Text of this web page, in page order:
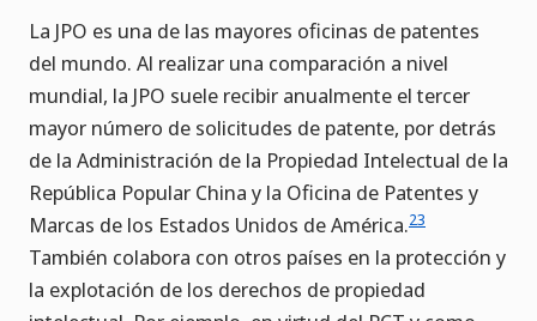
La JPO es una de las mayores oficinas de patentes
del mundo. Al realizar una comparación a nivel
mundial, la JPO suele recibir anualmente el tercer
mayor número de solicitudes de patente, por detrás
de la Administración de la Propiedad Intelectual de la
República Popular China y la Oficina de Patentes y
Marcas de los Estados Unidos de América.23
También colabora con otros países en la protección y
la explotación de los derechos de propiedad